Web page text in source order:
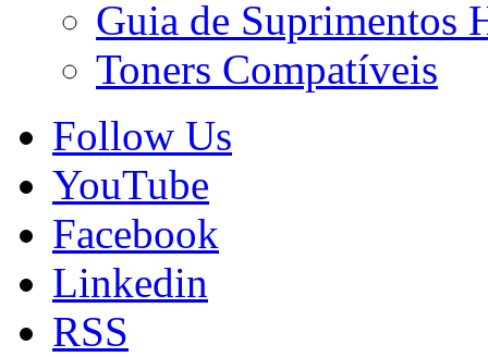
Guia de Suprimentos
Toners Compatíveis
Follow Us
YouTube
Facebook
Linkedin
RSS